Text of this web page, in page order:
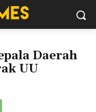
Daerah
UU